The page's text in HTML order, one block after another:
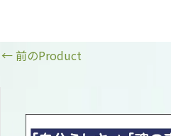
←前のProduct